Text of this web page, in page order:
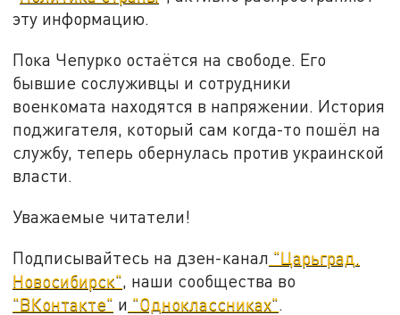
эту информацию.
Пока Чепурко остаётся на свободе. Его
бывшие сослуживцы и сотрудники
военкомата находятся в напряжении. История
поджигателя, который сам когда-то пошёл на
службу, теперь обернулась против украинской
власти.
Уважаемые читатели!
Подписывайтесь на дзен-канал "Царьград.
Новосибирск" , наши сообщества во
"ВКонтакте" и "Одноклассниках"